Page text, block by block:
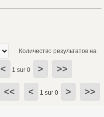
Количество результатов на
< 1 sur 0 > >>
<< < 1 sur 0 > >>